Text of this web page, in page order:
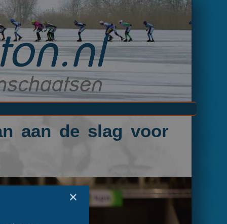
aan de slag voor
×